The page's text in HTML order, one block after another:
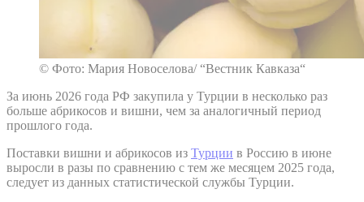
© Фото: Мария Новоселова/ “Вестник Кавказа“
За июнь 2026 года РФ закупила у Турции в несколько раз
больше абрикосов и вишни, чем за аналогичный период
прошлого года.
Поставки вишни и абрикосов из Турции в Россию в июне
выросли в разы по сравнению с тем же месяцем 2025 года,
следует из данных статистической службы Турции.